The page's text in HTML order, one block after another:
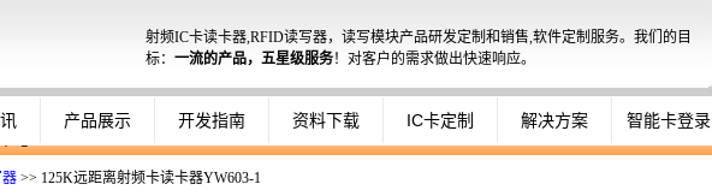
射频IC卡读卡器,RFID读写器，读写模块产品研发定制和销售,软件定制服务。我们的目
标： 一流的产品，五星级服务！对客户的需求做出快速响应。
产品展示 开发指南 资料下载 IC卡定制 解决方案 智能卡登录
器
PLC读卡器
PCSC读卡器
>> 125K远距离射频卡读卡器YW603-1